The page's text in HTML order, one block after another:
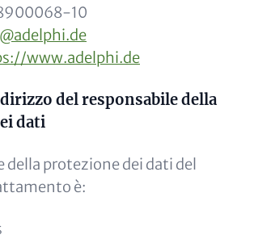
10
www.adelphi.de
del responsabile della
dati
della protezione dei dati del
è: